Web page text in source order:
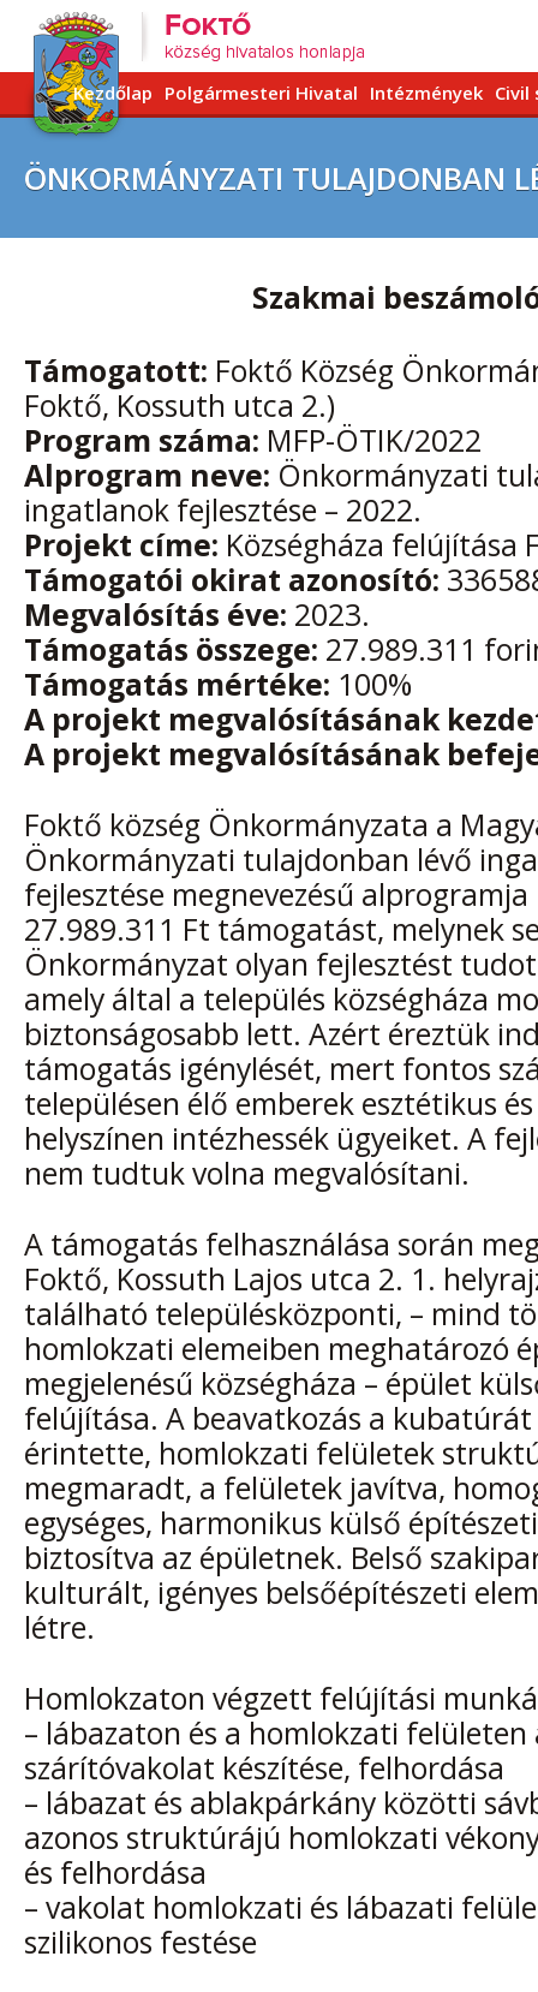
Kezdőlap Polgármesteri Hivatal Intézmények Civil
ÖNKORMÁNYZATI TULAJDONBAN
Szakmai
Támogatott: Foktő Község
Foktő, Kossuth utca 2.)
Program száma: MFP-ÖTIK/2022
Alprogram neve: Önkormányzati
ingatlanok fejlesztése – 2022.
Projekt címe: Községháza felújítása
Támogatói okirat azonosító:
Megvalósítás éve: 2023.
Támogatás összege: 27.989.311
Támogatás mértéke: 100%
A projekt megvalósításának
A projekt megvalósításának
Foktő község Önkormányzata a
Önkormányzati tulajdonban lévő
fejlesztése megnevezésű
27.989.311 Ft támogatást, melynek
Önkormányzat olyan fejlesztést
amely által a település községháza
biztonságosabb lett. Azért éreztük
támogatás igénylését, mert fontos
településen élő emberek esztétikus
helyszínen intézhessék ügyeiket. A
nem tudtuk volna megvalósítani.
A támogatás felhasználása során
Foktő, Kossuth Lajos utca 2. 1.
található településközponti, – mind
homlokzati elemeiben meghatározó
megjelenésű községháza – épület
felújítása. A beavatkozás a
érintette, homlokzati felületek
megmaradt, a felületek javítva,
egységes, harmonikus külső
biztosítva az épületnek. Belső
kulturált, igényes belsőépítészeti
létre.
Homlokzaton végzett felújítási
– lábazaton és a homlokzati
szárítóvakolat készítése, felhordása
– lábazat és ablakpárkány közötti
azonos struktúrájú homlokzati
és felhordása
– vakolat homlokzati és lábazati
szilikonos festése